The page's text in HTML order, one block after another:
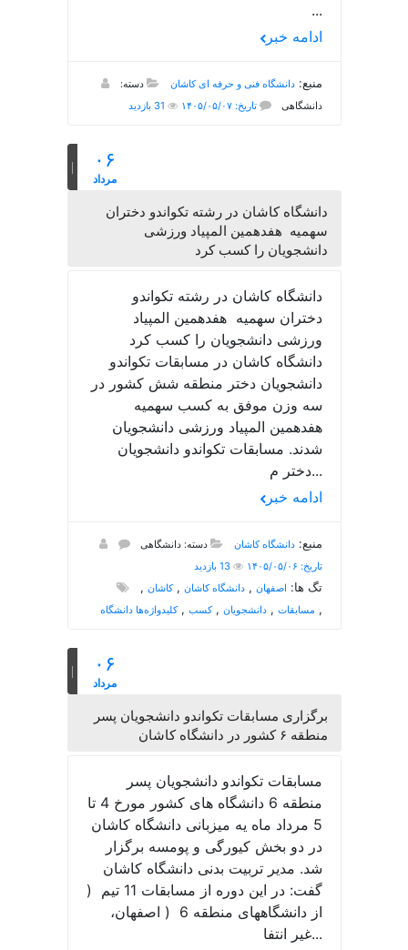
...
ادامه خبر
منبع:دانشگاه فنی و حرفه ای کاشان
دسته:
دانشگاهی
تاریخ: ۱۴۰۵/۰۵/۰۷
۰۶
مرداد
دانشگاه کاشان در رشته تکواندو دختران
سهمیه هفدهمین المپیاد ورزشی
دانشجویان را کسب کرد
دانشگاه کاشان در رشته تکواندو
دختران سهمیه هفدهمین المپیاد
ورزشی دانشجویان را کسب کرد
دانشگاه کاشان در مسابقات تکواندو
دانشجویان دختر منطقه شش کشور در
سه وزن موفق به کسب سهمیه
هفدهمین المپیاد ورزشی دانشجویان
شدند. مسابقات تکواندو دانشجویان
دختر م...
ادامه خبر
منبع:دانشگاه کاشان
دسته: دانشگاهی
تاریخ: ۱۴۰۵/۰۵/۰۶
13 بازدید
تگ ها: اصفهان ,دانشگاه کاشان ,کاشان ,
مسابقات ,دانشجویان ,کسب ,کلیدواژه‌ها دانشگاه ,
۰۶
مرداد
برگزاری مسابقات تکواندو دانشجویان پسر
منطقه ۶ کشور در دانشگاه کاشان
مسابقات تکواندو دانشجویان پسر
منطقه 6 دانشگاه های کشور مورخ 4 تا
5 مرداد ماه یه میزبانی دانشگاه کاشان
در دو بخش کیورگی و پومسه برگزار
شد. مدیر تربیت بدنی دانشگاه کاشان
گفت: در این دوره از مسابقات 11 تیم (
از دانشگاههای منطقه 6 ( اصفهان،
غیر انتفا...